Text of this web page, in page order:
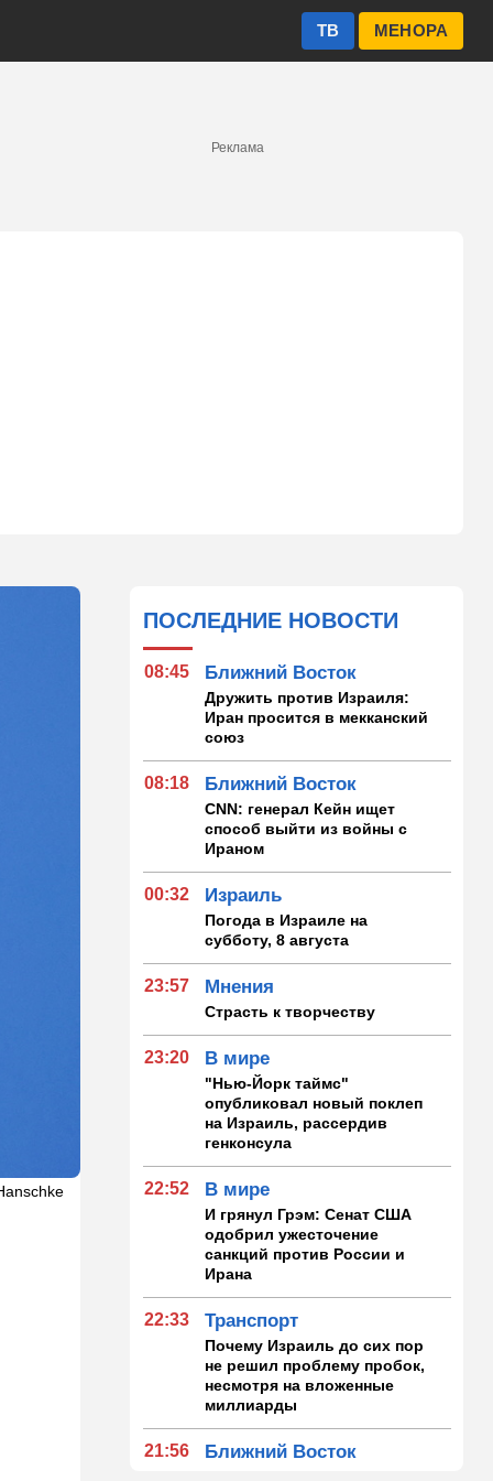
МЕНОРА
ТВ
Реклама
ПОСЛЕДНИЕ НОВОСТИ
08:45 Ближний Восток
Дружить против Израиля:
Иран просится в мекканский
союз
08:18 Ближний Восток
CNN: генерал Кейн ищет
способ выйти из войны с
Ираном
00:32 Израиль
Погода в Израиле на
субботу, 8 августа
23:57 Мнения
Страсть к творчеству
23:20 В мире
"Нью-Йорк таймс"
опубликовал новый поклеп
на Израиль, рассердив
генконсула
22:52 В мире
И грянул Грэм: Сенат США
одобрил ужесточение
санкций против России и
Ирана
22:33 Транспорт
Почему Израиль до сих пор
не решил проблему пробок,
несмотря на вложенные
миллиарды
21:56 Ближний Восток